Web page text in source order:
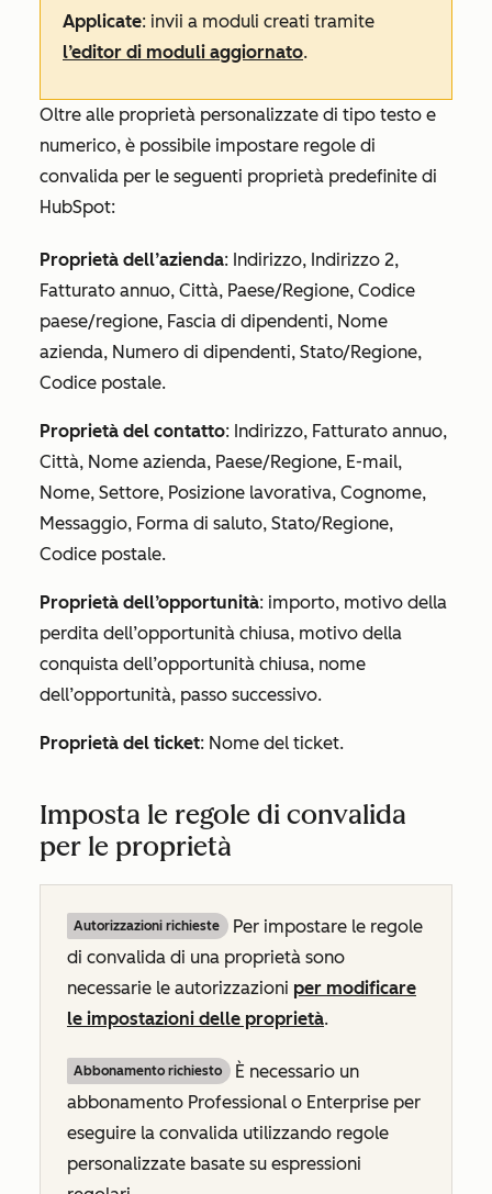
Applicate: invii a moduli creati tramite
l’editor di moduli aggiornato.
Oltre alle proprietà personalizzate di tipo testo e
numerico, è possibile impostare regole di
convalida per le seguenti proprietà predefinite di
HubSpot:
Proprietà dell’azienda: Indirizzo, Indirizzo 2,
Fatturato annuo, Città, Paese/Regione, Codice
paese/regione, Fascia di dipendenti, Nome
azienda, Numero di dipendenti, Stato/Regione,
Codice postale.
Proprietà del contatto: Indirizzo, Fatturato annuo,
Città, Nome azienda, Paese/Regione, E-mail,
Nome, Settore, Posizione lavorativa, Cognome,
Messaggio, Forma di saluto, Stato/Regione,
Codice postale.
Proprietà dell’opportunità: importo, motivo della
perdita dell’opportunità chiusa, motivo della
conquista dell’opportunità chiusa, nome
dell’opportunità, passo successivo.
Proprietà del ticket: Nome del ticket.
Imposta le regole di convalida
per le proprietà
Autorizzazioni richieste
Per impostare le regole
di convalida di una proprietà sono
necessarie le autorizzazioni per modificare
le impostazioni delle proprietà.
Abbonamento richiesto
È necessario un
abbonamento Professional o Enterprise per
eseguire la convalida utilizzando regole
personalizzate basate su espressioni